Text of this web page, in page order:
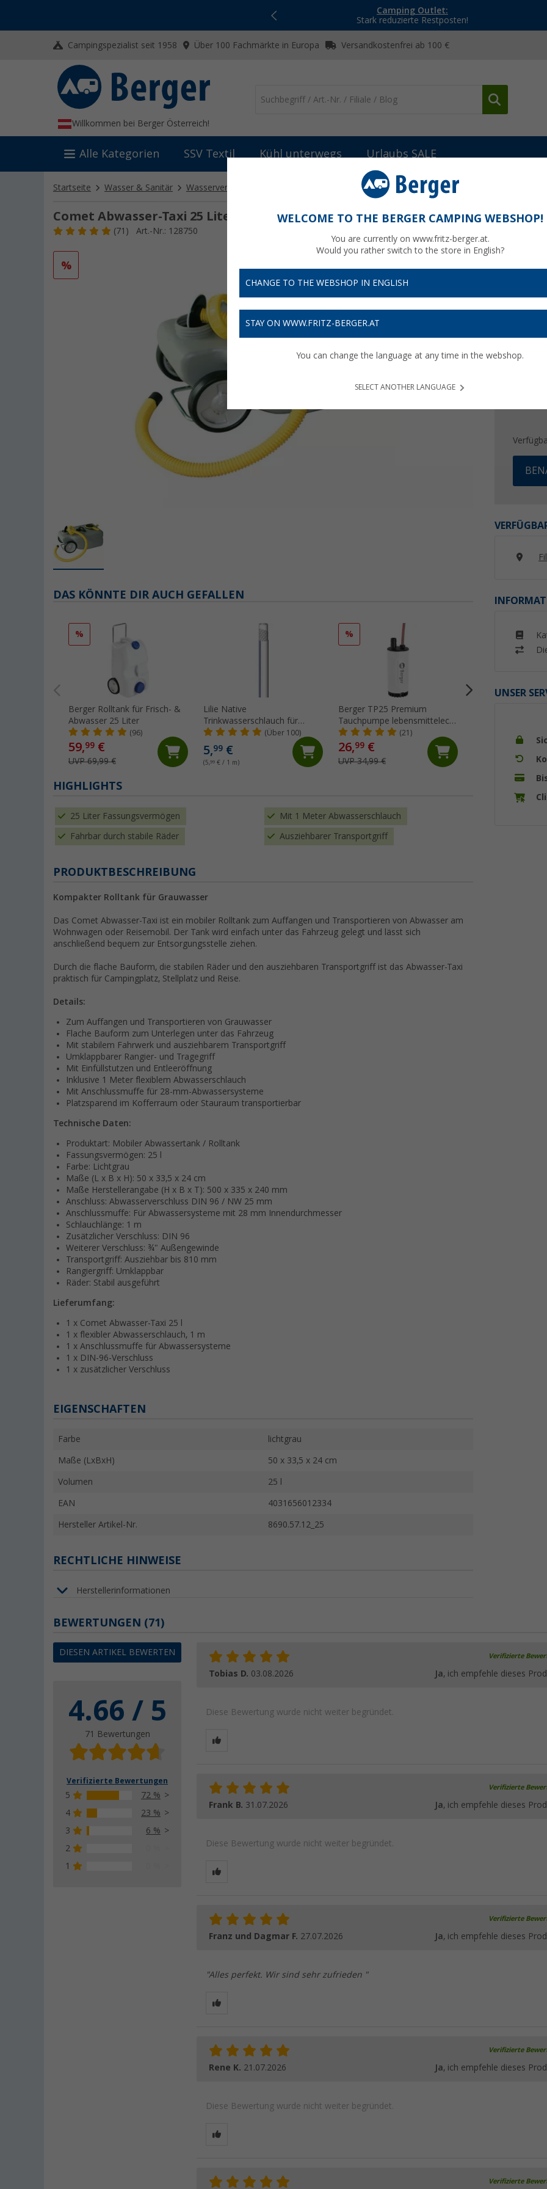
Camping Outlet:
Stark reduzierte Restposten!
Campingspezialist seit 1958 Über 100 Fachmärkte in Europa Versandkostenfrei ab 100 €
Willkommen bei Berger Österreich!
Alle Kategorien SSV Textil Kühl unterwegs Urlaubs SALE
Startseite Wasser & Sanitär Wasserversorgung Ab- & Grauwassertanks Comet Abwasser-Taxi 25 Liter Komplett-
Comet Abwasser-Taxi 25 Liter Komplett-Set mit Schlauch
(71) Art.-Nr.: 128750
%
Bis zu
UNSER
DAS KÖNNTE DIR AUCH GEFALLEN
%
Berger Rolltank für Frisch- &
Abwasser 25 Liter
(96)
59,99 €
UVP 69,99 €
Lilie Native
Trinkwasserschlauch für
Kaltwasser 10x15 mm
(Meterware)
(Über 100)
5,99 €
(5,99 € / 1 m)
%
Berger TP25 Premium
Tauchpumpe lebensmittelecht
12V 1,8 bar 25 l/min
(21)
26,99 €
UVP 34,99 € UVP 29,99 €
HIGHLIGHTS
25 Liter Fassungsvermögen Mit 1 Meter Abwasserschlauch
Fahrbar durch stabile Räder Ausziehbarer Transportgriff
PRODUKTBESCHREIBUNG
Kompakter Rolltank für Grauwasser
Das Comet Abwasser-Taxi ist ein mobiler Rolltank zum Auffangen und Transportieren von Abwasser am
Wohnwagen oder Reisemobil. Der Tank wird einfach unter das Fahrzeug gelegt und lässt sich
anschließend bequem zur Entsorgungsstelle ziehen.
Durch die flache Bauform, die stabilen Räder und den ausziehbaren Transportgriff ist das Abwasser-Taxi
praktisch für Campingplatz, Stellplatz und Reise.
Details:
Zum Auffangen und Transportieren von Grauwasser
Flache Bauform zum Unterlegen unter das Fahrzeug
Mit stabilem Fahrwerk und ausziehbarem Transportgriff
Umklappbarer Rangier- und Tragegriff
Mit Einfüllstutzen und Entleeröffnung
Inklusive 1 Meter flexiblem Abwasserschlauch
Mit Anschlussmuffe für 28-mm-Abwassersysteme
Platzsparend im Kofferraum oder Stauraum transportierbar
Technische Daten:
Produktart: Mobiler Abwassertank / Rolltank
Fassungsvermögen: 25 l
Farbe: Lichtgrau
Maße (L x B x H): 50 x 33,5 x 24 cm
Maße Herstellerangabe (H x B x T): 500 x 335 x 240 mm
Anschluss: Abwasserverschluss DIN 96 / NW 25 mm
Anschlussmuffe: Für Abwassersysteme mit 28 mm Innendurchmesser
Schlauchlänge: 1 m
Zusätzlicher Verschluss: DIN 96
Weiterer Verschluss: ¾" Außengewinde
Transportgriff: Ausziehbar bis 810 mm
Rangiergriff: Umklappbar
Räder: Stabil ausgeführt
Lieferumfang:
1 x Comet Abwasser-Taxi 25 l
1 x flexibler Abwasserschlauch, 1 m
1 x Anschlussmuffe für Abwassersysteme
1 x DIN-96-Verschluss
1 x zusätzlicher Verschluss
EIGENSCHAFTEN
Farbe lichtgrau
Maße (LxBxH) 50 x 33,5 x 24 cm
Volumen 25 l
EAN 4031656012334
Hersteller Artikel-Nr. 8690.57.12_25
RECHTLICHE HINWEISE
Herstellerinformationen
BEWERTUNGEN (71)
DIESEN ARTIKEL BEWERTEN
4.66 / 5
71 Bewertungen
Verifizierte Bewertungen
5
72 %
4
23 %
3
6 %
2
1
Verifizierte
Tobias D. 03.08.2026 Ja, ich empfehle dieses
Diese Bewertung wurde nicht weiter begründet.
Verifizierte
Frank B. 31.07.2026 Ja, ich empfehle dieses
Diese Bewertung wurde nicht weiter begründet.
Verifizierte
Franz und Dagmar F. 27.07.2026 Ja, ich empfehle dieses
"Alles perfekt. Wir sind sehr zufrieden "
Verifizierte
Rene K. 21.07.2026 Ja, ich empfehle dieses
Diese Bewertung wurde nicht weiter begründet.
Verifizierte
WELCOME TO THE BERGER CAMPING WEBSHOP!
You are currently on www.fritz-berger.at.
Would you rather switch to the store in English?
CHANGE TO THE WEBSHOP IN ENGLISH
STAY ON WWW.FRITZ-BERGER.AT
You can change the language at any time in the webshop.
SELECT ANOTHER LANGUAGE